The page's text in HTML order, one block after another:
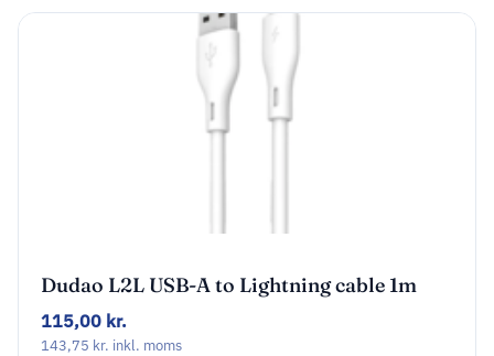
Dudao L2L USB-A to Lightning cable 1m
hvid
115,00 kr.
143,75 kr. inkl. moms